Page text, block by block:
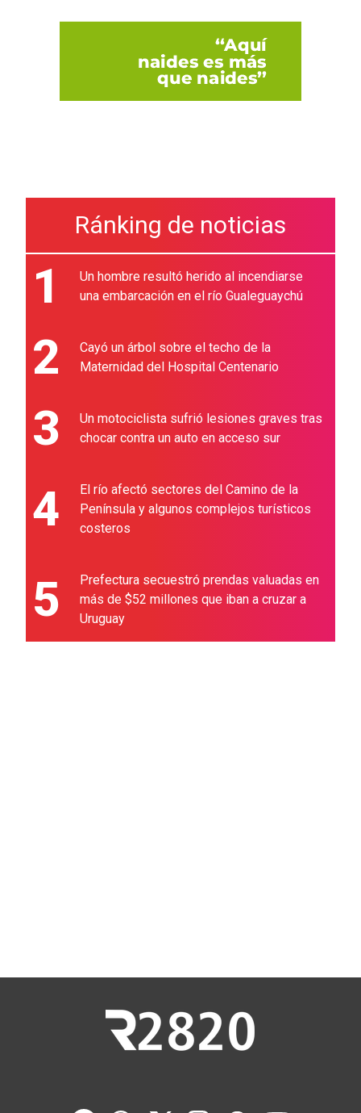
Ránking de noticias
1
Un hombre resultó herido al incendiarse
una embarcación en el río Gualeguaychú
2
Cayó un árbol sobre el techo de la
Maternidad del Hospital Centenario
3
Un motociclista sufrió lesiones graves tras
chocar contra un auto en acceso sur
4
El río afectó sectores del Camino de la
Península y algunos complejos turísticos
costeros
5
Prefectura secuestró prendas valuadas en
más de $52 millones que iban a cruzar a
Uruguay